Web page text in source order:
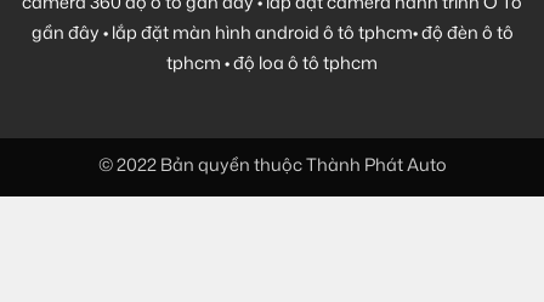
gần đây•lắp đặt màn hình android ô tô tphcm•độ đèn ô tô
tphcm•độ loa ô tô tphcm
© 2022 Bản quyền thuộc Thành Phát Auto